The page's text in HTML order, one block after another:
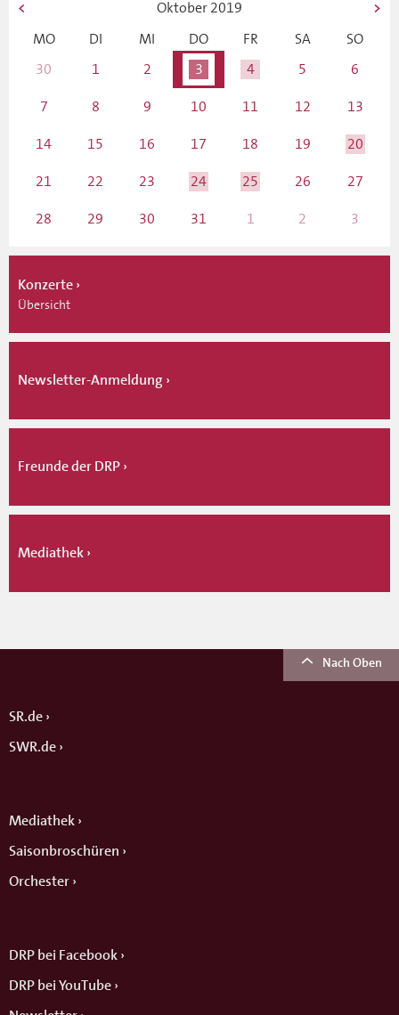
Oktober2019
MO
DI MI DO FR SA
SO
30
1 2 3 4 5
6
7
8 9 10 11 12
13
14
15 16 17 18 19
20
21
22 23 24 25 26
27
28
29 30 31 1 2 3
Konzerte
Übersicht
Newsletter-Anmeldung
Freunde der DRP
Mediathek
Nach Oben
SR.de
SWR.de
Mediathek
Saisonbroschüren
Orchester
DRP bei Facebook
DRP bei YouTube